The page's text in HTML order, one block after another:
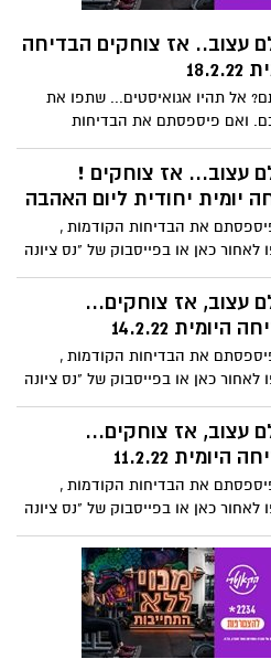
עצוב.. אז צוחקים הבדיחה
אל תהיו אגואיסטים... שתפו את
ואם פיספסתם את הבדיחות
, דפדפו לאחור כאן או בפייסבוק
ציונה נט".
עצוב... אז צוחקים !
יומית יחודית ליום האהבה
את הבדיחות הקודמות ,
לאחור כאן או בפייסבוק של "נס ציונה
אל תהיו אגואיסטים... שתפו
עצוב, אז צוחקים...
היומית 14.2.22
את הבדיחות הקודמות ,
לאחור כאן או בפייסבוק של "נס ציונה
אל תהיו אגואיסטים... שתפו
עצוב, אז צוחקים...
היומית 11.2.22
את הבדיחות הקודמות ,
לאחור כאן או בפייסבוק של "נס ציונה
אל תהיו אגואיסטים... שתפו